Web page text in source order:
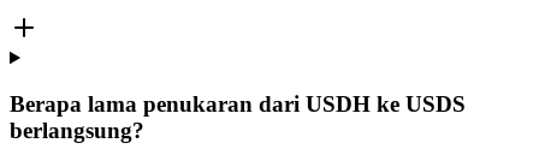
Berapa lama penukaran dari USDH ke USDS
berlangsung?